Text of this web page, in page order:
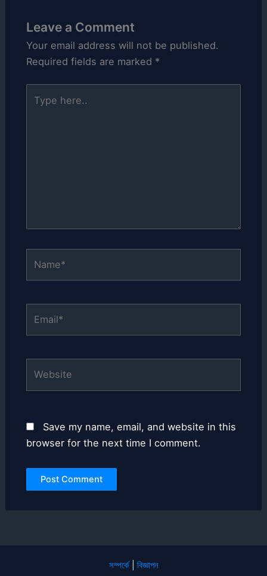
Leave a Comment
Your email address will not be published.
Required fields are marked *
here..
Save my name, email, and website in this
browser for the next time I comment.
সম্পর্কে| বিজ্ঞাপন